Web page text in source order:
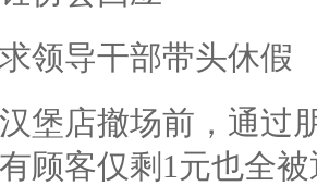
领导干部带头休假
堡店撤场前，通过
顾客仅剩1元也全